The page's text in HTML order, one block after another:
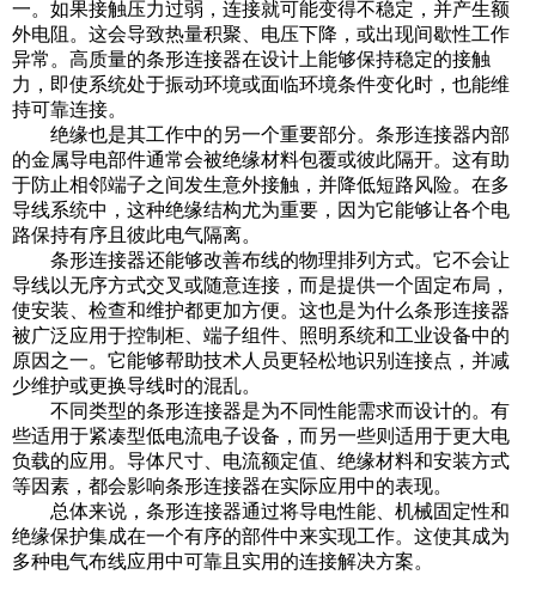
一。如果接触压力过弱，连接就可能变得不稳定，并产生额
外电阻。这会导致热量积聚、电压下降，或出现间歇性工作
异常。高质量的条形连接器在设计上能够保持稳定的接触
力，即使系统处于振动环境或面临环境条件变化时，也能维
持可靠连接。
绝缘也是其工作中的另一个重要部分。条形连接器内部
的金属导电部件通常会被绝缘材料包覆或彼此隔开。这有助
于防止相邻端子之间发生意外接触，并降低短路风险。在多
导线系统中，这种绝缘结构尤为重要，因为它能够让各个电
路保持有序且彼此电气隔离。
条形连接器还能够改善布线的物理排列方式。它不会让
导线以无序方式交叉或随意连接，而是提供一个固定布局，
使安装、检查和维护都更加方便。这也是为什么条形连接器
被广泛应用于控制柜、端子组件、照明系统和工业设备中的
原因之一。它能够帮助技术人员更轻松地识别连接点，并减
少维护或更换导线时的混乱。
不同类型的条形连接器是为不同性能需求而设计的。有
些适用于紧凑型低电流电子设备，而另一些则适用于更大电
负载的应用。导体尺寸、电流额定值、绝缘材料和安装方式
等因素，都会影响条形连接器在实际应用中的表现。
总体来说，条形连接器通过将导电性能、机械固定性和
绝缘保护集成在一个有序的部件中来实现工作。这使其成为
多种电气布线应用中可靠且实用的连接解决方案。